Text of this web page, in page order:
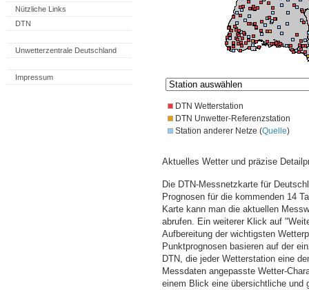
Nützliche Links
DTN
Unwetterzentrale Deutschland
Impressum
DTN Wetterstation
DTN Unwetter-Referenzstation
Station anderer Netze (Quelle)
Aktuelles Wetter und präzise
Die DTN-Messnetzkarte für
Prognosen für die kommenden 14
Karte kann man die aktuellen
abrufen. Ein weiterer Klick auf
Aufbereitung der wichtigsten
Punktprognosen basieren auf der
DTN, die jeder Wetterstation eine
Messdaten angepasste Wetter-
einem Blick eine übersichtliche und